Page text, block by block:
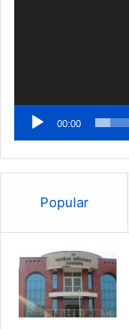
00:00
Popular